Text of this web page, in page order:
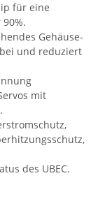
für eine
Gehäuse-
und reduziert
mit
des UBEC.